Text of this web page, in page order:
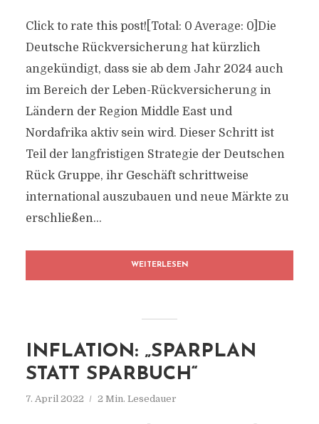
Click to rate this post![Total: 0 Average: 0]Die
Deutsche Rückversicherung hat kürzlich
angekündigt, dass sie ab dem Jahr 2024 auch
im Bereich der Leben-Rückversicherung in
Ländern der Region Middle East und
Nordafrika aktiv sein wird. Dieser Schritt ist
Teil der langfristigen Strategie der Deutschen
Rück Gruppe, ihr Geschäft schrittweise
international auszubauen und neue Märkte zu
erschließen...
WEITERLESEN
INFLATION: „SPARPLAN
STATT SPARBUCH“
7. April 2022 2 Min. Lesedauer